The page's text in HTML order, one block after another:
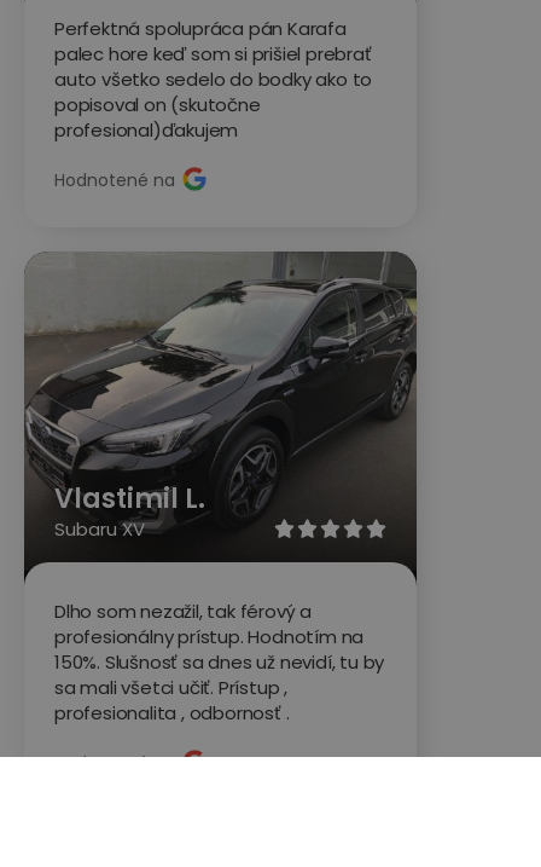
Perfektná spolupráca pán Karafa
palec hore keď som si prišiel prebrať
auto všetko sedelo do bodky ako to
popisoval on (skutočne
profesional)ďakujem
Hodnotené na
 
Vlastimil L.
Subaru XV
Dlho som nezažil, tak férový a
profesionálny prístup. Hodnotím na
150%. Slušnosť sa dnes už nevidí, tu by
sa mali všetci učiť. Prístup ,
profesionalita , odbornosť .
Hodnotené na